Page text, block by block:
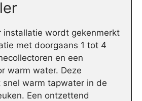
installatie wordt gekenmerkt
met doorgaans 1 tot 4
en een
warm water. Deze
warm tapwater in de
Een ontzettend